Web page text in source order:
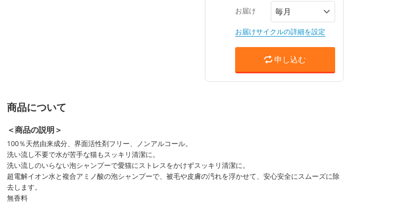
お届け
お届けサイクルの詳細を設定
申し込む
商品について
＜商品の説明＞
100％天然由来成分、界面活性剤フリー、ノンアルコール。
洗い流し不要で水が苦手な猫もスッキリ清潔に。
洗い流しのいらない泡シャンプーで愛猫にストレスをかけずスッキリ清潔に。
超電解イオン水と複合アミノ酸の泡シャンプーで、被毛や皮膚の汚れを浮かせて、安心安全にスムーズに除
去します。
無香料